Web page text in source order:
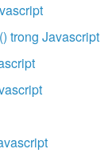
trong Javascript